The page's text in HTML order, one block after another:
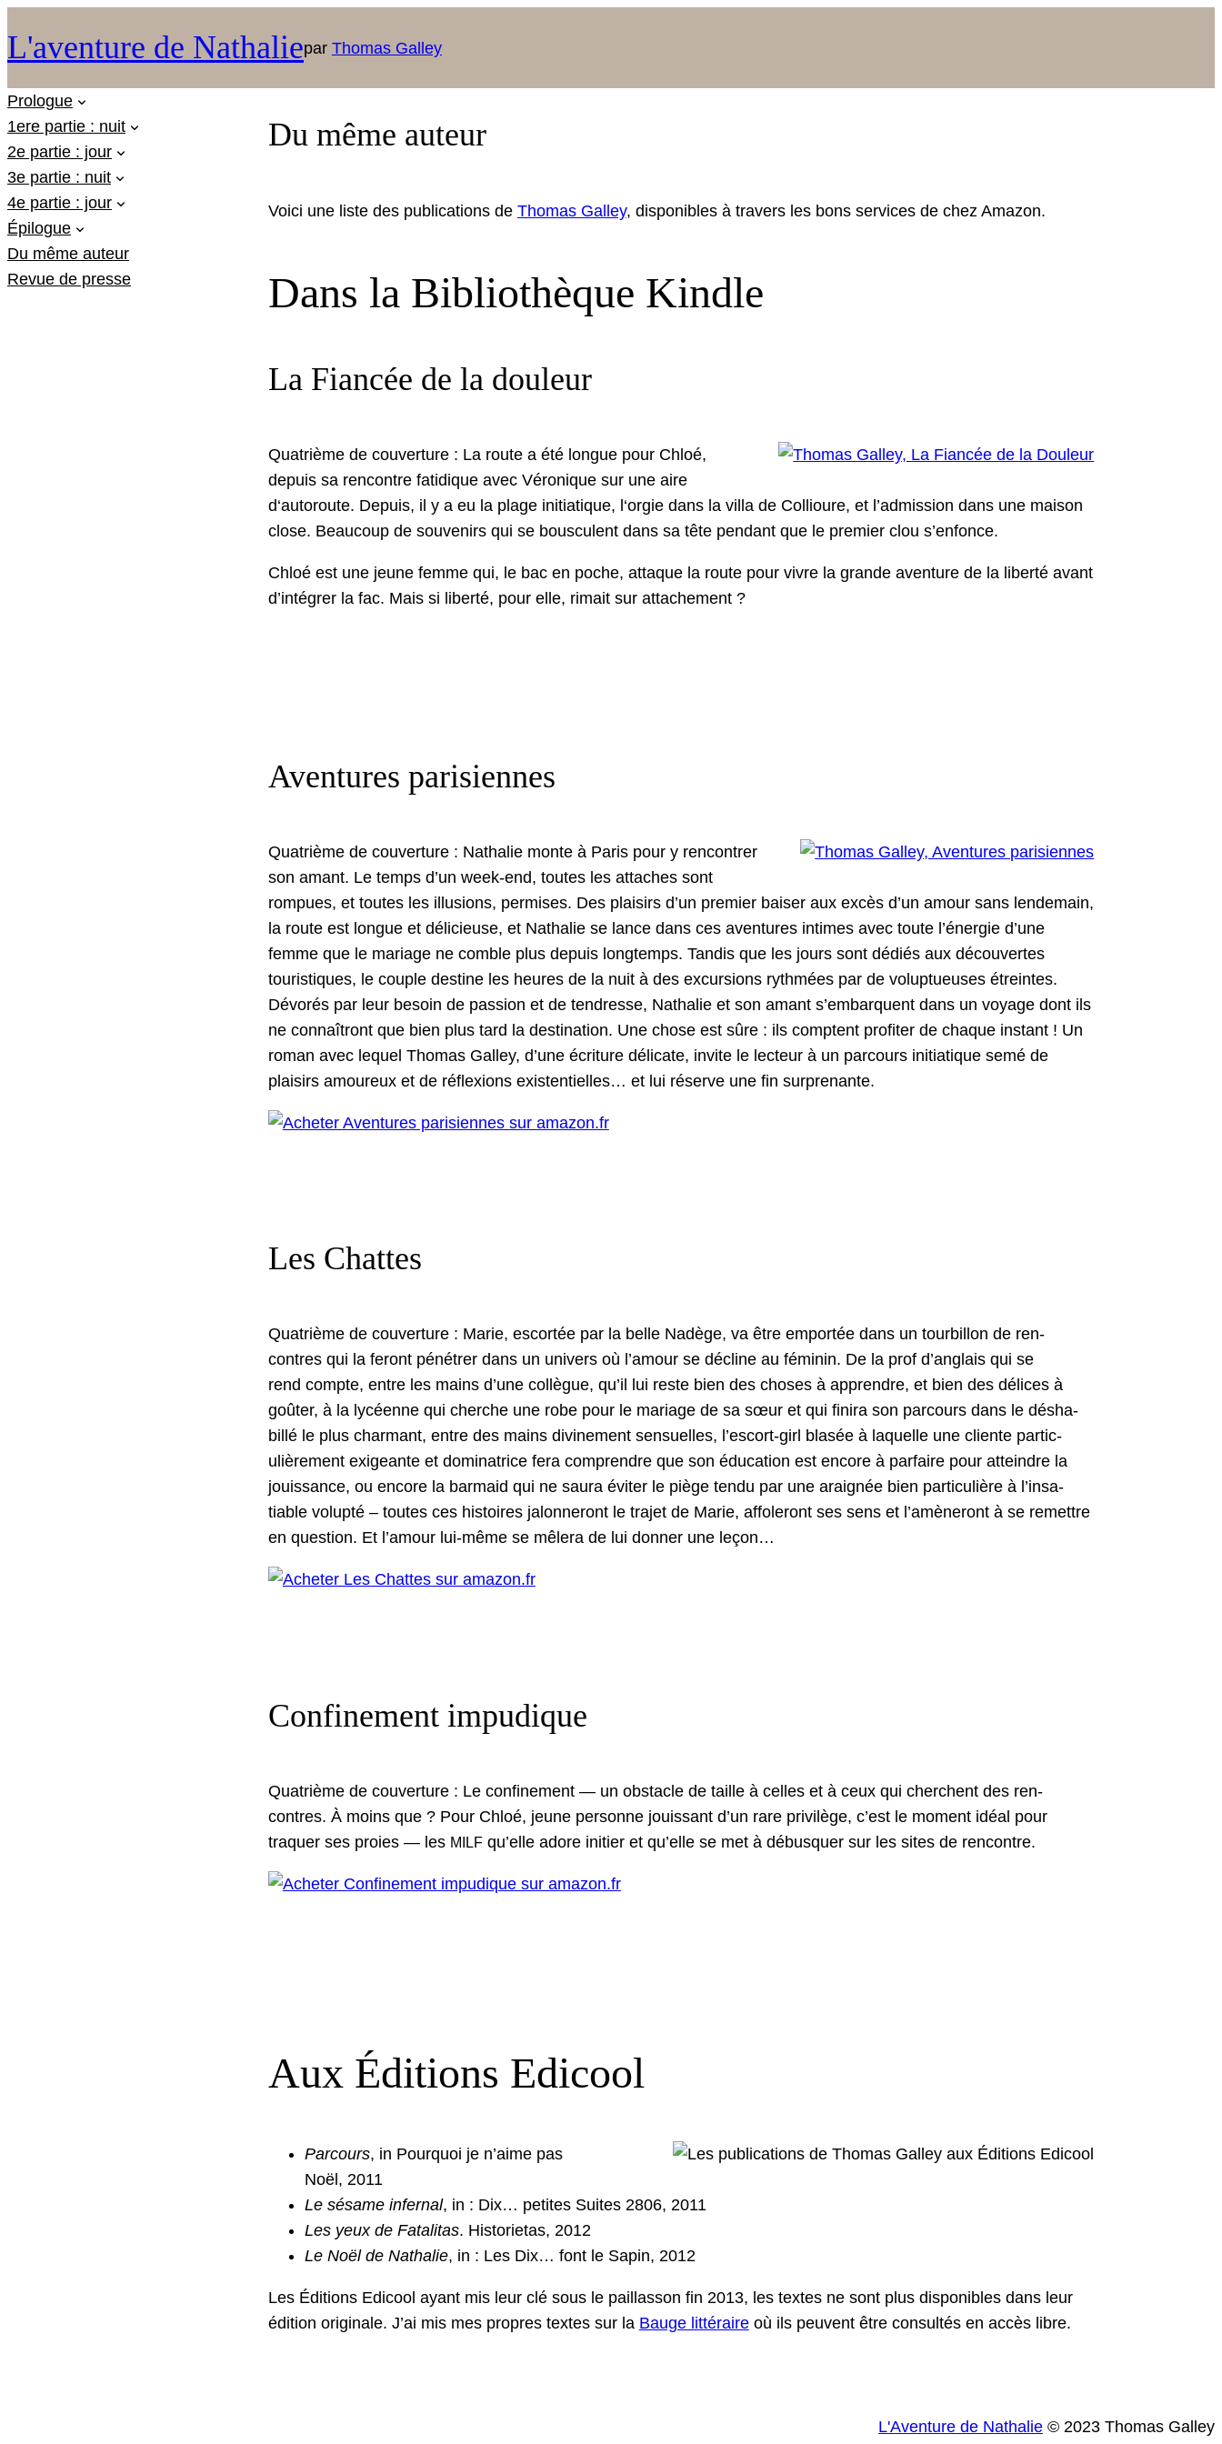
L'aventure de Nathaliepar Thomas Galley
Prologue
1ere partie : nuit
2e partie : jour
3e partie : nuit
4e partie : jour
Épilogue
Du même auteur
Revue de presse
Du même auteur
Voici une liste des pub­li­ca­tions de Thomas Gal­ley, disponibles à tra­vers les bons ser­vices de chez Amazon.
Dans la Bibliothèque Kindle
La Fiancée de la douleur
Qua­trième de cou­ver­ture : La route a été longue pour Chloé,
depuis sa ren­con­tre fatidique avec Véronique sur une aire
d‘autoroute. Depuis, il y a eu la plage ini­ti­a­tique, l‘orgie dans la vil­la de Col­lioure, et l’ad­mis­sion dans une mai­son
close. Beau­coup de sou­venirs qui se bous­cu­lent dans sa tête pen­dant que le pre­mier clou s’enfonce.
Chloé est une jeune femme qui, le bac en poche, attaque la route pour vivre la grande aven­ture de la lib­erté avant
d’in­té­gr­er la fac. Mais si lib­erté, pour elle, rimait sur attachement ?
Aventures parisiennes
Qua­trième de cou­ver­ture : Nathalie monte à Paris pour y ren­con­tr­er
son amant. Le temps d’un week-end, toutes les attach­es sont
rompues, et toutes les illu­sions, per­mis­es. Des plaisirs d’un pre­mier bais­er aux excès d’un amour sans lende­main,
la route est longue et déli­cieuse, et Nathalie se lance dans ces aven­tures intimes avec toute l’énergie d’une
femme que le mariage ne comble plus depuis longtemps. Tan­dis que les jours sont dédiés aux décou­vertes
touris­tiques, le cou­ple des­tine les heures de la nuit à des excur­sions ryth­mées par de voluptueuses étreintes.
Dévorés par leur besoin de pas­sion et de ten­dresse, Nathalie et son amant s’embarquent dans un voy­age dont ils
ne con­naîtront que bien plus tard la des­ti­na­tion. Une chose est sûre : ils comptent prof­iter de chaque instant ! Un
roman avec lequel Thomas Gal­ley, d’une écri­t­ure déli­cate, invite le lecteur à un par­cours ini­ti­a­tique semé de
plaisirs amoureux et de réflex­ions exis­ten­tielles… et lui réserve une fin surprenante.
Les Chattes
Qua­trième de cou­ver­ture : Marie, escortée par la belle Nadège, va être emportée dans un tour­bil­lon de ren­
con­tres qui la fer­ont pénétr­er dans un univers où l’amour se décline au féminin. De la prof d’anglais qui se
rend compte, entre les mains d’une col­lègue, qu’il lui reste bien des choses à appren­dre, et bien des délices à
goûter, à la lycéenne qui cherche une robe pour le mariage de sa sœur et qui fini­ra son par­cours dans le désha­
bil­lé le plus char­mant, entre des mains divine­ment sen­suelles, l’escort-girl blasée à laque­lle une cliente par­ti­c­
ulière­ment exigeante et dom­i­na­trice fera com­pren­dre que son édu­ca­tion est encore à par­faire pour attein­dre la
jouis­sance, ou encore la bar­maid qui ne saura éviter le piège ten­du par une araignée bien par­ti­c­ulière à l’in­sa­
tiable volup­té – toutes ces his­toires jalon­neront le tra­jet de Marie, affoleront ses sens et l’amèneront à se remet­tre
en ques­tion. Et l’amour lui-même se mêlera de lui don­ner une leçon…
Confinement impudique
Qua­trième de cou­ver­ture : Le con­fine­ment — un obsta­cle de taille à celles et à ceux qui cherchent des ren­
con­tres. À moins que ? Pour Chloé, jeune per­son­ne jouis­sant d’un rare priv­ilège, c’est le moment idéal pour
tra­quer ses proies — les MILFqu’elle adore ini­ti­er et qu’elle se met à débus­quer sur les sites de rencontre.
Aux Éditions Edicool
Par­cours, in Pourquoi je n’aime pas
Noël, 2011
Le sésame infer­nal, in : Dix… petites Suites 2806, 2011
Les yeux de Fatal­i­tas. His­to­ri­etas, 2012
Le Noël de Nathalie, in : Les Dix… font le Sapin, 2012
Les Édi­tions Edi­cool ayant mis leur clé sous le pail­las­son fin 2013, les textes ne sont plus disponibles dans leur
édi­tion orig­i­nale. J’ai mis mes pro­pres textes sur la Bauge lit­téraireoù ils peu­vent être con­sultés en accès libre.
L'Aventure de Nathalie © 2023 Thomas Galley